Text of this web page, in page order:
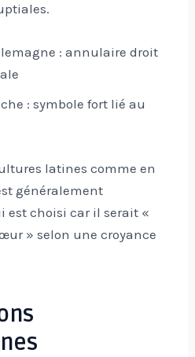
: annulaire droit
: symbole fort lié au
latines comme en
généralement
est choisi car il serait «
» selon une croyance